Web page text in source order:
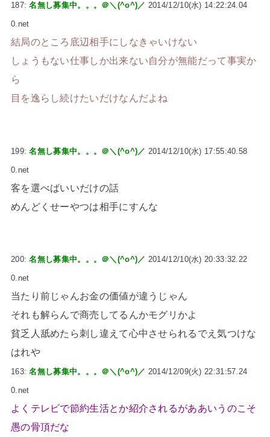
187:名無し募集中。。。＠＼(^o^)／ 2014/12/10(水) 14:22:24.04
0.net
結局のところ底辺相手にしなきゃいけない
しょうもない仕事しか出来ない自分が無能だって事実か
ら
目を逸らし続けたいだけなんだよね
199:名無し募集中。。。＠＼(^o^)／ 2014/12/10(水) 17:55:40.58
0.net
客を選べばいいだけの話
めんどくせーやつは相手にすんな
200:名無し募集中。。。＠＼(^o^)／ 2014/12/10(水) 20:33:32.22
0.net
当たり前じゃんお金の価値が違うじゃん
それも解らんで商売してるんかモグリかよ
貧乏人舐めたら刺し違えて心中させられるでえ気つけな
はれや
163:名無し募集中。。。＠＼(^o^)／ 2014/12/09(火) 22:31:57.24
0.net
よくテレビで節約生活とか紹介されるがああいうのこそ
愚の骨頂だな